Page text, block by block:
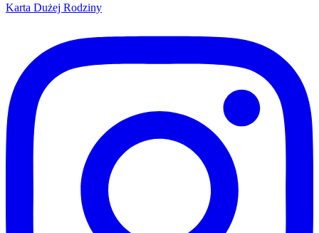
Karta Dużej Rodziny